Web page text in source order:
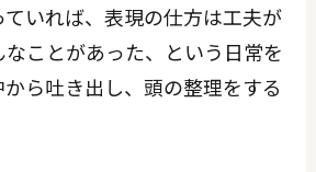
いれば、表現の仕方は工夫が
ことがあった、という日常を
ら吐き出し、頭の整理をする